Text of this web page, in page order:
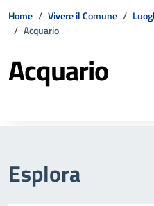
Home Vivere il Comune
Acquario
Acquario
Esplora